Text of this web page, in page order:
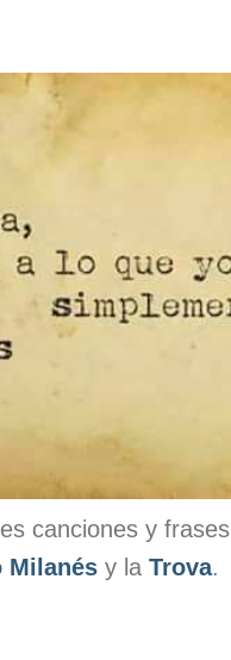
canciones y frases
Milanés y la Trova.